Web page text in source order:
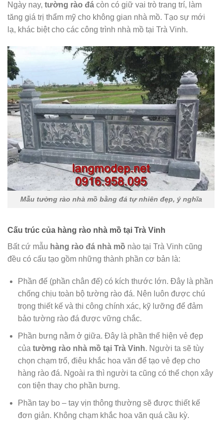
Ngày nay, tường rào đá còn có giữ vai trò trang trí, làm
tăng giá trị thẩm mỹ cho không gian nhà mồ. Tạo sự mới
lạ, khác biệt cho các công trình nhà mồ tại Trà Vinh.
Mẫu tường rào nhà mồ bằng đá tự nhiên đẹp, ý nghĩa
Cấu trúc của hàng rào nhà mồ tại Trà Vinh
Bất cứ mẫu hàng rào đá nhà mồ nào tại Trà Vinh cũng
đều có cấu tạo gồm những thành phần cơ bản là:
Phần đế (phần chân đế) có kích thước lớn. Đây là phần
chống chịu toàn bộ tường rào đá. Nên luôn được chú
trọng thiết kế và thi công chính xác, kỹ lưỡng để đảm
bảo tường rào đá được vững chắc.
Phần bưng nằm ở giữa. Đây là phần thể hiện vẻ đẹp
của tường rào nhà mồ tại Trà Vinh. Người ta sẽ tùy
chọn chạm trổ, điêu khắc hoa văn để tạo vẻ đẹp cho
hàng rào đá. Ngoài ra thì người ta cũng có thể chọn xây
con tiện thay cho phần bưng.
Phần tay bo – tay vịn thông thường sẽ được thiết kế
đơn giản. Không chạm khắc hoa văn quá cầu kỳ.